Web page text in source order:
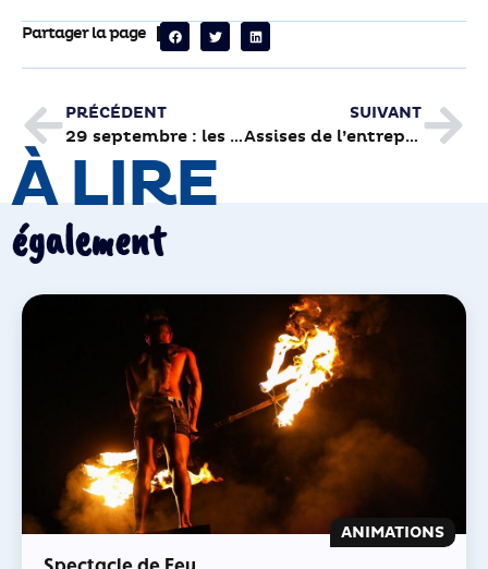
Partager la page
PRÉCÉDENT
29 septembre : les rendez-vous de Gaubre
SUIVANT
Assises de l’entreprise : un esprit de famille
À LIRE
également
ANIMATIONS